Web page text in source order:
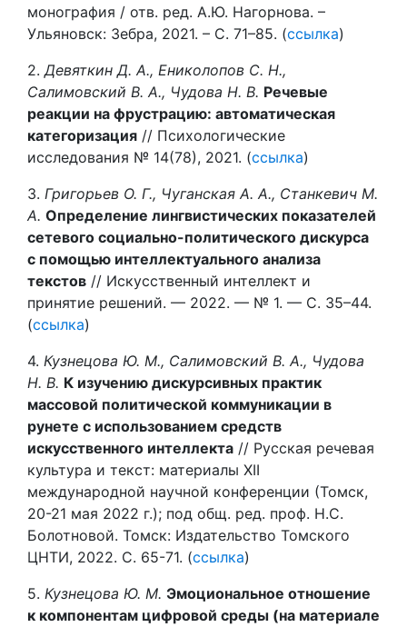
монография / отв. ред. А.Ю. Нагорнова. –
Ульяновск: Зебра, 2021. – С. 71–85. (ссылка)
2.Девяткин Д. А., Ениколопов С. Н.,
Салимовский В. А., Чудова Н. В. Речевые
реакции на фрустрацию: автоматическая
категоризация // Психологические
исследования № 14(78), 2021. (ссылка)
3. Григорьев О. Г., Чуганская А. А., Станкевич М.
А. Определение лингвистических показателей
сетевого социально-политического дискурса
с помощью интеллектуального анализа
текстов // Искусственный интеллект и
принятие решений. — 2022. — № 1. — С. 35–44.
(ссылка)
4. Кузнецова Ю. М., Салимовский В. А., Чудова
Н. В. К изучению дискурсивных практик
массовой политической коммуникации в
рунете с использованием средств
искусственного интеллекта // Русская речевая
культура и текст: материалы XII
международной научной конференции (Томск,
20-21 мая 2022 г.); под общ. ред. проф. Н.С.
Болотновой. Томск: Издательство Томского
ЦНТИ, 2022. С. 65-71. (ссылка)
5. Кузнецова Ю. М. Эмоциональное отношение
к компонентам цифровой среды (на материале